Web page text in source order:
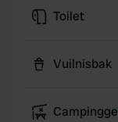
Toilet
Vuilnisbak